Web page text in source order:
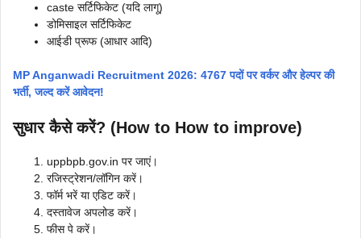
caste सर्टिफिकेट (यदि लागू)
डोमिसाइल सर्टिफिकेट
आईडी प्रूफ (आधार आदि)
MP Anganwadi Recruitment 2026: 4767 पदों पर वर्कर और हेल्पर की
भर्ती, जल्द करें आवेदन!
सुधार कैसे करें? (How to How to improve)
uppbpb.gov.in पर जाएं।
रजिस्ट्रेशन/लॉगिन करें।
फॉर्म भरें या एडिट करें।
दस्तावेज अपलोड करें।
फीस पे करें।